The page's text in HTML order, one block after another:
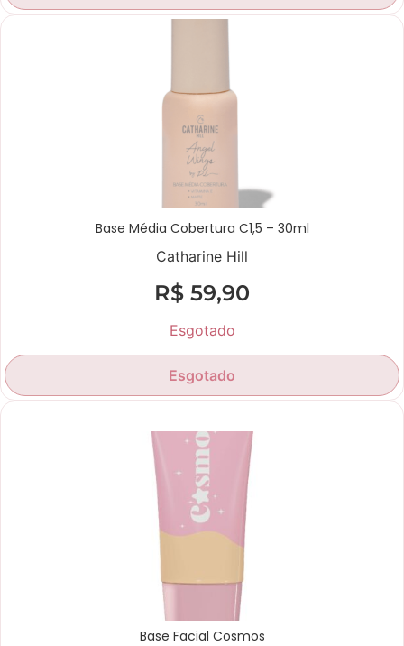
Base Média Cobertura C1,5 – 30ml
Catharine Hill
R$ 59,90
Esgotado
Esgotado
Base Facial Cosmos